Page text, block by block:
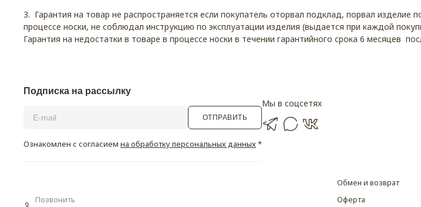
3. Гарантия на товар не распространяется если покупатель оторвал подклад, порвал
процессе носки, не соблюдал инструкцию по эксплуатации изделия (выдается при каждой
Гарантия на недостатки в товаре в процессе носки в течении гарантийного срока 6 месяцев
Подписка на рассылку
ОТПРАВИТЬ
Ознакомлен с согласием на обработку персональных данных*
Мы в соцсетях
Обмен и возврат
Оферта
Позвонить